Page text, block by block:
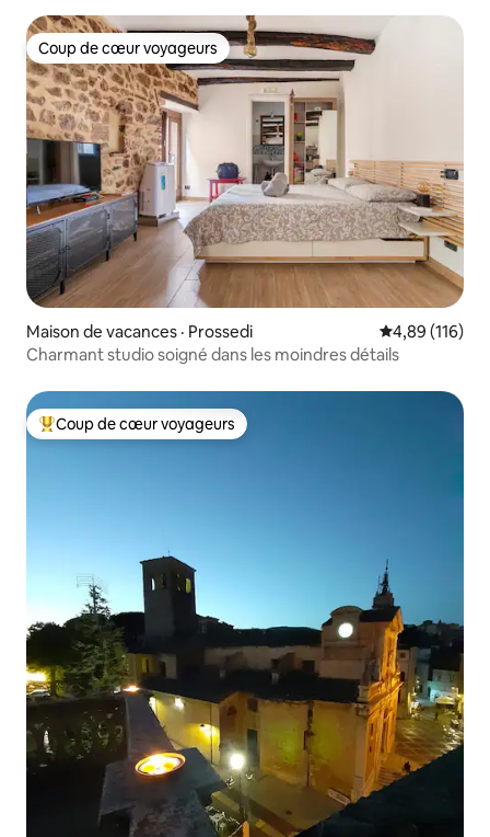
Coup de cœur voyageurs
Coup de cœur voyageurs
Maison de vacances · Prossedi Note
4,89 (116)
Charmant studio soigné dans les moindres détails
Coup de cœur voyageurs parmi les plus aimés
Coup de cœur voyageurs